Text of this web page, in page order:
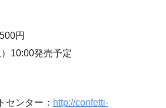
円
10:00発売予定
センター： http://confetti-